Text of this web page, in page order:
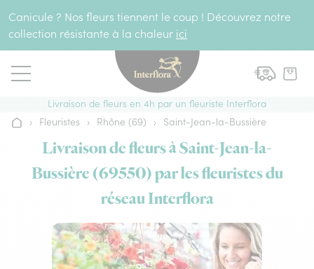
Canicule ? Nos fleurs tiennent le coup ! Découvrez notre
collection résistante à la chaleur ici
Livraison de fleurs en 4h par un fleuriste Interflora
Accueil
› Fleuristes › Rhône (69) › Saint-Jean-la-Bussière
Livraison de fleurs à Saint-Jean-la-
Bussière (69550) par les fleuristes du
réseau Interflora